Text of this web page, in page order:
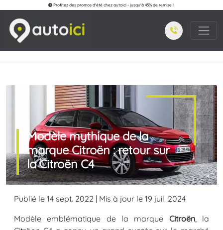
Profitez des promos d'été chez autoici - jusqu'à 45% de remise !
Modèle mythique de la
marque Citroën : retour sur
la Citroën C4
Publié le 14 sept. 2022 | Mis à jour le 19 juil. 2024
Modèle emblématique de la marque Citroën, la